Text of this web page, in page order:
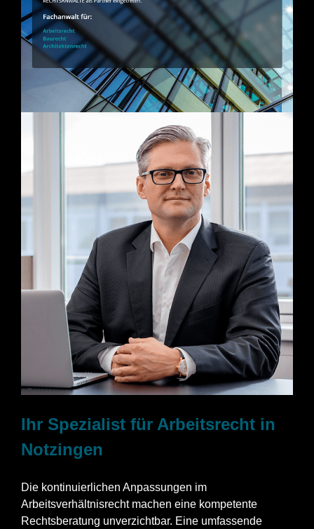
Ihr Spezialist für Arbeitsrecht in
Notzingen
Die kontinuierlichen Anpassungen im
Arbeitsverhältnisrecht machen eine kompetente
Rechtsberatung unverzichtbar. Eine umfassende